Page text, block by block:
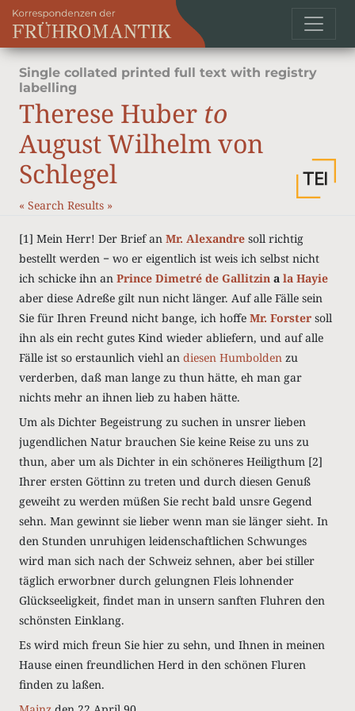
Single collated printed full text with registry
labelling
Therese Huber to
August Wilhelm von
Schlegel
« Search Results »
[1] Mein Herr! Der Brief an Mr. Alexandre soll richtig
bestellt werden − wo er eigentlich ist weis ich selbst nicht
ich schicke ihn an Prince Dimetré de Gallitzin a la Hayie
aber diese Adreße gilt nun nicht länger. Auf alle Fälle sein
Sie für Ihren Freund nicht bange, ich hoffe Mr. Forster soll
ihn als ein recht gutes Kind wieder abliefern, und auf alle
Fälle ist so erstaunlich viehl an diesen Humbolden zu
verderben, daß man lange zu thun hätte, eh man gar
nichts mehr an ihnen lieb zu haben hätte.
Um als Dichter Begeistrung zu suchen in unsrer lieben
jugendlichen Natur brauchen Sie keine Reise zu uns zu
thun, aber um als Dichter in ein schöneres Heiligthum [2]
Ihrer ersten Göttinn zu treten und durch diesen Genuß
geweiht zu werden müßen Sie recht bald unsre Gegend
sehn. Man gewinnt sie lieber wenn man sie länger sieht. In
den Stunden unruhigen leidenschaftlichen Schwunges
wird man sich nach der Schweiz sehnen, aber bei stiller
täglich erworbner durch gelungnen Fleis lohnender
Glückseeligkeit, findet man in unsern sanften Fluhren den
schönsten Einklang.
Es wird mich freun Sie hier zu sehn, und Ihnen in meinen
Hause einen freundlichen Herd in den schönen Fluren
finden zu laßen.